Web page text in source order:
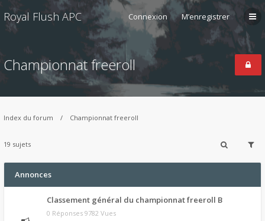
Royal Flush APC Connexion M’enregistrer
Championnat freeroll
Index du forum Championnat freeroll
19 sujets
Annonces
Classement général du championnat freeroll B
0 Réponses 9782 Vues